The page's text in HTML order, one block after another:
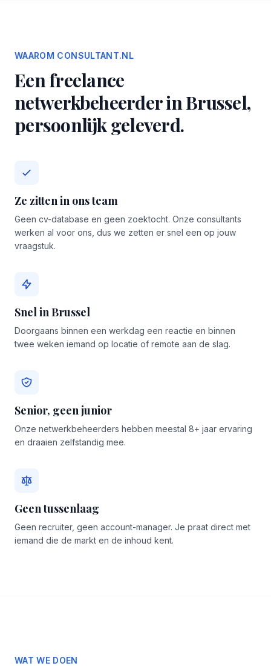
WAAROM CONSULTANT.NL
Een freelance
netwerkbeheerder in Brussel,
persoonlijk geleverd.
Ze zitten in ons team
Geen cv-database en geen zoektocht. Onze consultants
werken al voor ons, dus we zetten er snel een op jouw
vraagstuk.
Snel in Brussel
Doorgaans binnen een werkdag een reactie en binnen
twee weken iemand op locatie of remote aan de slag.
Senior, geen junior
Onze netwerkbeheerders hebben meestal 8+ jaar ervaring
en draaien zelfstandig mee.
Geen tussenlaag
Geen recruiter, geen account-manager. Je praat direct met
iemand die de markt en de inhoud kent.
WAT WE DOEN